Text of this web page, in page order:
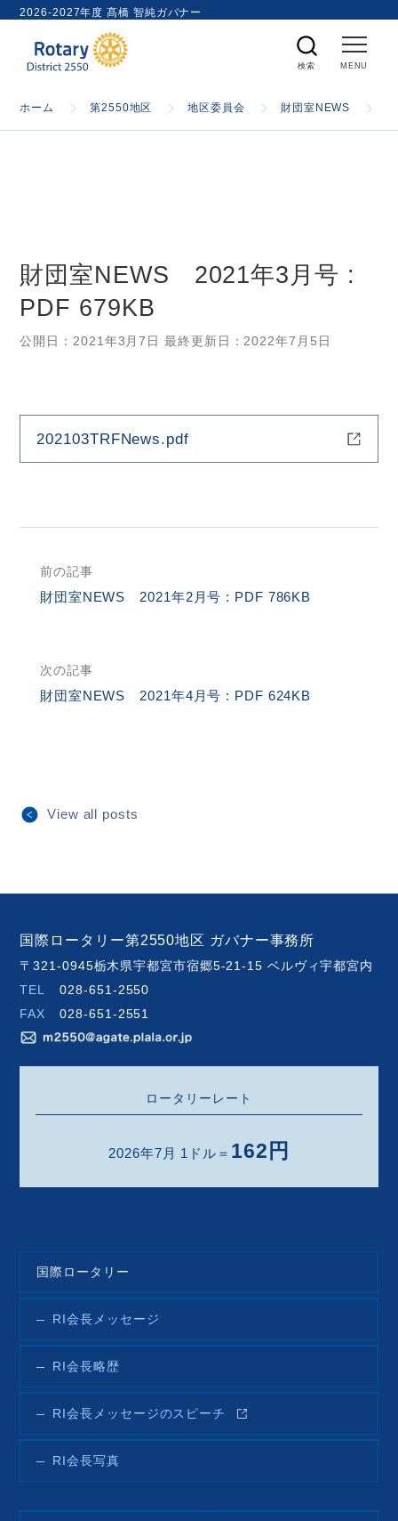
2026-2027年度 髙橋 智純ガバナー
内
ホーム 第2550地区 地区委員会 財団室NEWS
財団室NEWS 2021年3月号 :
PDF 679KB
公開日：2021年3月7日 最終更新日：2022年7月5日
202103TRFNews.pdf
前の記事
財団室NEWS 2021年2月号 : PDF 786KB
次の記事
財団室NEWS 2021年4月号 : PDF 624KB
View all posts
国際ロータリー第2550地区 ガバナー事務所
〒321-0945栃木県宇都宮市宿郷5-21-15 ベルヴィ宇都宮内
TEL
028-651-2550
FAX
028-651-2551
ロータリーレート
2026年7月 1ドル＝ 162円
国際ロータリー
RI会長メッセージ
RI会長略歴
RI会長メッセージのスピーチ
RI会長写真
ガバナー
スケジュール
HOME
イ
索